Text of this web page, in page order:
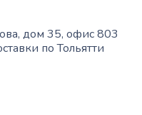
дом 35, офис 803
по Тольятти